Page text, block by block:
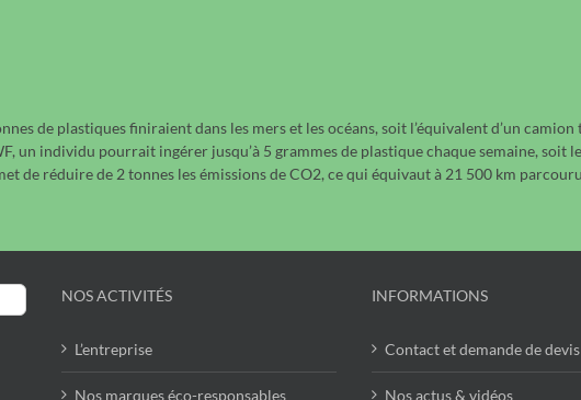
de plastiques finiraient dans les mers et les océans, soit l’équivalent d’un
un individu pourrait ingérer jusqu’à 5 grammes de plastique chaque semaine, soit
de réduire de 2 tonnes les émissions de CO2, ce qui équivaut à 21 500 km
NOS ACTIVITÉS
L’entreprise
Nos marques éco-responsables
INFORMATIONS
Contact et demande de devis
Nos actus & vidéos